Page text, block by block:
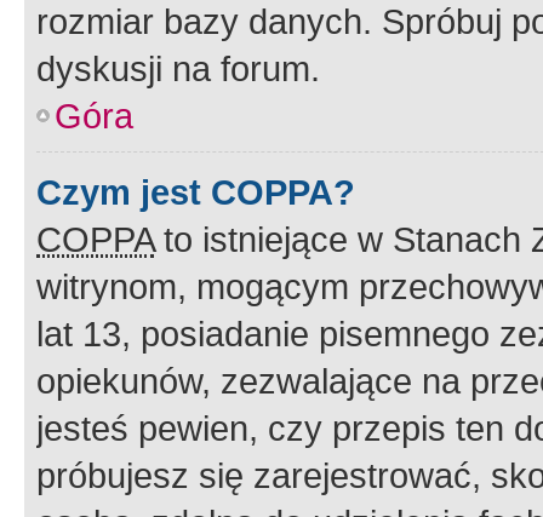
rozmiar bazy danych. Spróbuj
dyskusji na forum.
Góra
Czym jest COPPA?
COPPAto istniejące w Stanach
witrynom, mogącym
lat 13, posiadanie pisemnego
opiekunów, zezwalające na
jesteś pewien, czy przepis ten
próbujesz się zarejestrować,